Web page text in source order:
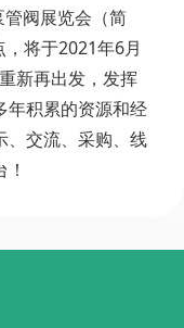
阀展览会（简
将于2021年6月
新再出发，发挥
年积累的资源和经
、交流、采购、线